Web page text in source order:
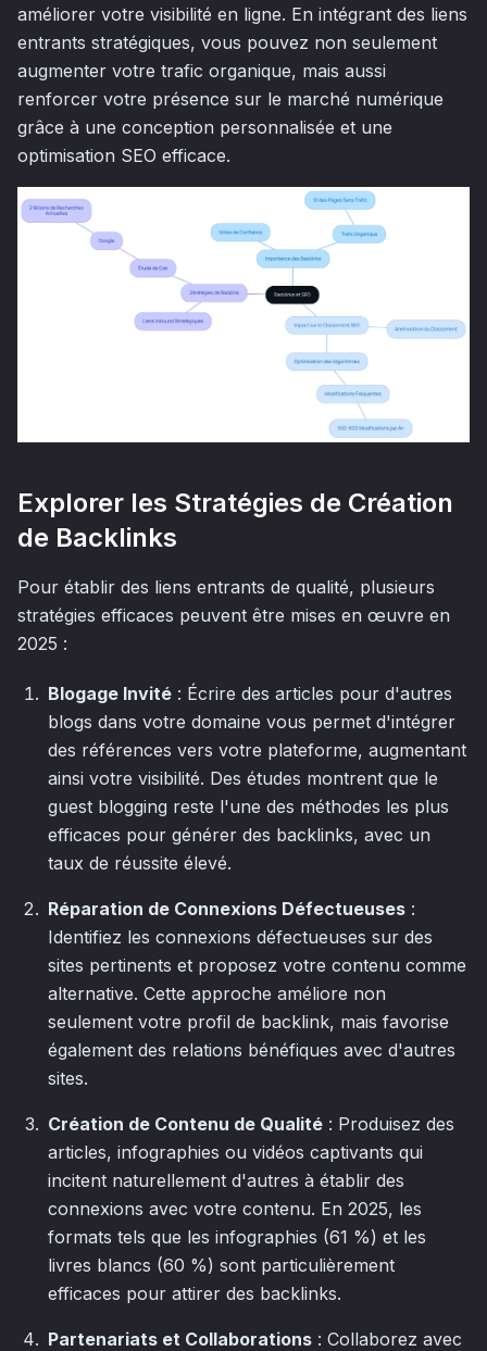
améliorer votre visibilité en ligne. En intégrant des liens
entrants stratégiques, vous pouvez non seulement
augmenter votre trafic organique, mais aussi
renforcer votre présence sur le marché numérique
grâce à une conception personnalisée et une
optimisation SEO efficace.
Explorer les Stratégies de Création
de Backlinks
Pour établir des liens entrants de qualité, plusieurs
stratégies efficaces peuvent être mises en œuvre en
2025 :
Blogage Invité : Écrire des articles pour d'autres
blogs dans votre domaine vous permet d'intégrer
des références vers votre plateforme, augmentant
ainsi votre visibilité. Des études montrent que le
guest blogging reste l'une des méthodes les plus
efficaces pour générer des backlinks, avec un
taux de réussite élevé.
Réparation de Connexions Défectueuses :
Identifiez les connexions défectueuses sur des
sites pertinents et proposez votre contenu comme
alternative. Cette approche améliore non
seulement votre profil de backlink, mais favorise
également des relations bénéfiques avec d'autres
sites.
Création de Contenu de Qualité : Produisez des
articles, infographies ou vidéos captivants qui
incitent naturellement d'autres à établir des
connexions avec votre contenu. En 2025, les
formats tels que les infographies (61 %) et les
livres blancs (60 %) sont particulièrement
efficaces pour attirer des backlinks.
Partenariats et Collaborations : Collaborez avec